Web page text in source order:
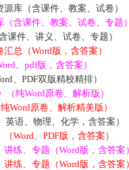
库（含课件、教案、试卷）
含课件、教案、试卷、专题）
课件、讲义、试卷、专题）
总（Word版，含答案）
、pdf版，含答案）
、PDF双版精校精排）
纯Word原卷、解析版）
Word原卷、解析精美版）
语、物理、化学，含答案）
Word、PDF版，含答案）
练、专题（Word版，含答案）
练、专题（Word版，含答案）